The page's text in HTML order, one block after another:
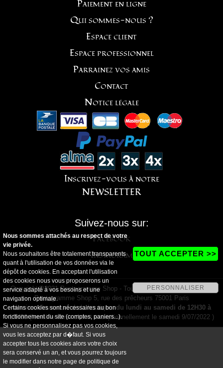
Paiement en ligne
Qui sommes-nous ?
Espace client
Espace professionnel
Parrainez vos amis
Contact
Notice légale
Inscrivez-vous à notre
NEWSLETTER
Suivez-nous sur:
Facebook
Instagram
Copyright@2021 Pentagramme Shop - Tous droits réservés - Magasin
Pentagramme Shop 5, rue des prêcheurs 75001 Paris
Horaires d'ouverture de la boutique:du lundi au samedi de 12H30 à
19H30(fermé le dimanche et exceptionnellement le samedi 9/07/2022 )
Nous sommes attachés au respect de votre
vie privée.
Nous souhaitons être totalement transparents
quant à l'utilisation de vos données via le
dépôt de cookies. En acceptant l'utilisation
des cookies nous vous proposerons un
service adapté à vos besoins et une
navigation optimale.
Certains cookies sont nécessaires au bon
fonctionnement du site (comptes, paniers...).
Si vous ne personnalisez pas vos cookies,
vous les acceptez par d�faut. Si vous
accepter tous les cookies alors votre choix
sera conservé un an, et vous pourrez toujours
le modifier dans notre page de politique de
TOUT ACCEPTER >>
PERSONNALISER